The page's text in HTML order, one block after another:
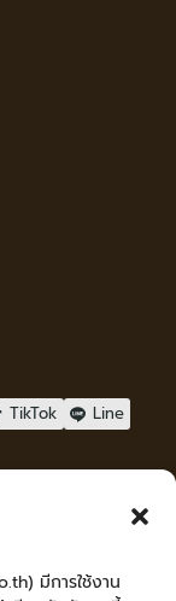
มีการใช้งาน
TikTok Line